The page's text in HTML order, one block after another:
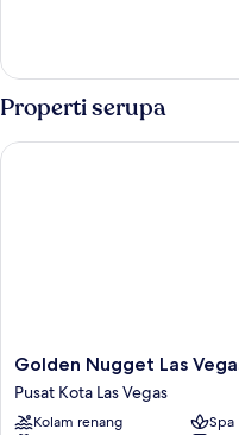
Kamar
Double
Deluks
Properti serupa
Golden
Nugget
Las
Vegas
Golden Nugget Las
Pusat Kota Las Vegas
Kolam renang
Spa
Golden Nugget Las Vegas